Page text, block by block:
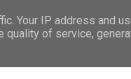
Your IP address and
quality of service,